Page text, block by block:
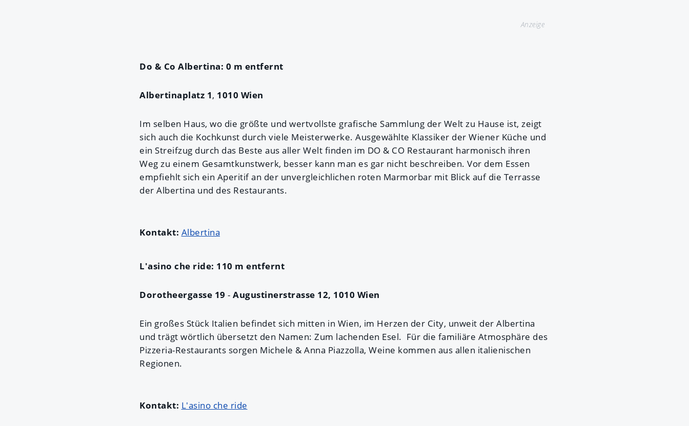
Anzeige
Do & Co Albertina: 0 m entfernt
Albertinaplatz 1, 1010 Wien
Im selben Haus, wo die größte und wertvollste grafische Sammlung der Welt zu Hause ist, zeigt
sich auch die Kochkunst durch viele Meisterwerke. Ausgewählte Klassiker der Wiener Küche und
ein Streifzug durch das Beste aus aller Welt finden im DO & CO Restaurant harmonisch ihren
Weg zu einem Gesamtkunstwerk, besser kann man es gar nicht beschreiben. Vor dem Essen
empfiehlt sich ein Aperitif an der unvergleichlichen roten Marmorbar mit Blick auf die Terrasse
der Albertina und des Restaurants.
Kontakt: Albertina
L'asino che ride: 110 m entfernt
Dorotheergasse 19 - Augustinerstrasse 12, 1010 Wien
Ein großes Stück Italien befindet sich mitten in Wien, im Herzen der City, unweit der Albertina
und trägt wörtlich übersetzt den Namen: Zum lachenden Esel. Für die familiäre Atmosphäre des
Pizzeria-Restaurants sorgen Michele & Anna Piazzolla, Weine kommen aus allen italienischen
Regionen.
Kontakt: L'asino che ride